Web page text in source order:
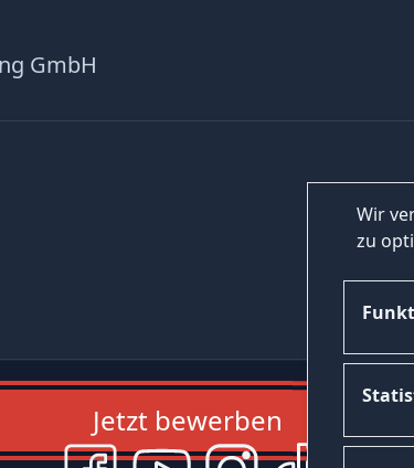
Wir
zu
GmbH
Jetzt bewerben